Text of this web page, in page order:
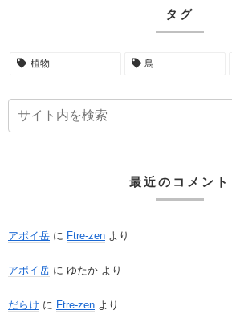
タグ
植物 鳥
最近のコメント
アポイ岳 に Ftre-zen より
アポイ岳 に ゆたか より
だらけ に Ftre-zen より